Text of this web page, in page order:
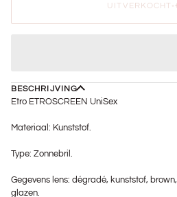
UITVERKOCHT
BESCHRIJVING
Etro ETROSCREEN UniSex
Materiaal: Kunststof.
Type: Zonnebril.
Gegevens lens: dégradé, kunststof,
glazen.